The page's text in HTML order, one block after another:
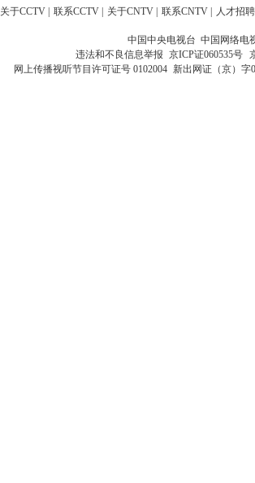
关于CCTV 联系CCTV 关于CNTV 联系CNTV 人才招聘
中国中央电视台 中国网络电
违法和不良信息举报 京ICP证060535号
网上传播视听节目许可证号 0102004 新出网证（京）